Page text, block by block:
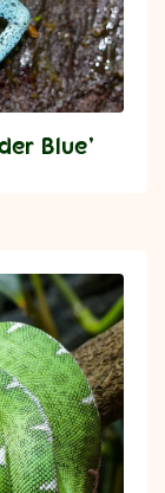
Blue’